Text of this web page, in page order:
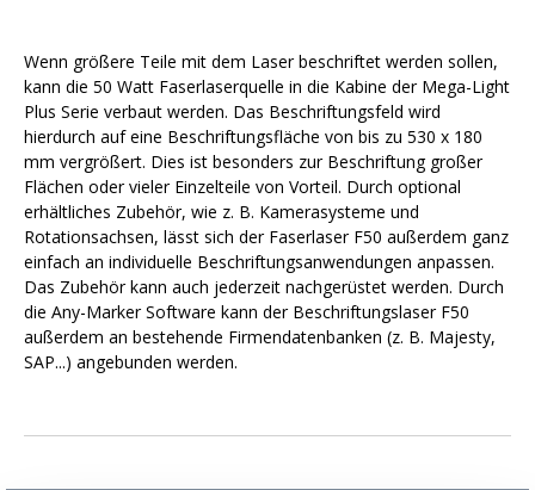
Wenn größere Teile mit dem Laser beschriftet werden sollen,
kann die 50 Watt Faserlaserquelle in die Kabine der Mega-Light
Plus Serie verbaut werden. Das Beschriftungsfeld wird
hierdurch auf eine Beschriftungsfläche von bis zu 530 x 180
mm vergrößert. Dies ist besonders zur Beschriftung großer
Flächen oder vieler Einzelteile von Vorteil. Durch optional
erhältliches Zubehör, wie z. B. Kamerasysteme und
Rotationsachsen, lässt sich der Faserlaser F50 außerdem ganz
einfach an individuelle Beschriftungsanwendungen anpassen.
Das Zubehör kann auch jederzeit nachgerüstet werden. Durch
die Any-Marker Software kann der Beschriftungslaser F50
außerdem an bestehende Firmendatenbanken (z. B. Majesty,
SAP...) angebunden werden.